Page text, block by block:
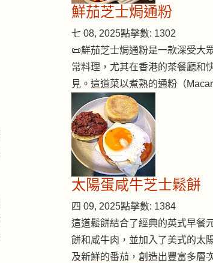
鮮茄芝士焗通粉
七 08, 2025點擊數: 1302
📜鮮茄芝士焗通粉是一款深受大
常料理，尤其在香港的茶餐廳和
見。這道菜以煮熟的通粉（
太陽蛋咸牛芝士鬆餅
四 09, 2025點擊數: 1384
這道鬆餅結合了經典的英式早
餅和咸牛肉，並加入了美式的太
及新鮮的番茄，創造出豐富多層